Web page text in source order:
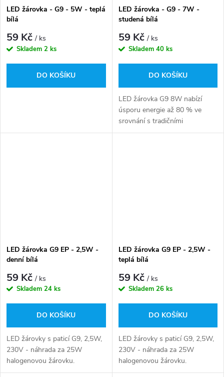
LED žárovka - G9 - 5W - teplá
bílá
59 Kč/ ks
Skladem 2 ks
DO KOŠÍKU
LED žárovka - G9 - 7W -
studená bílá
59 Kč/ ks
Skladem 40 ks
DO KOŠÍKU
LED žárovka G9 8W nabízí
úsporu energie až 80 % ve
srovnání s tradičními
halogenovými žárovkami
LED žárovka G9 EP - 2,5W -
denní bílá
59 Kč/ ks
Skladem 24 ks
DO KOŠÍKU
LED žárovky s paticí G9, 2,5W,
230V - náhrada za 25W
halogenovou žárovku.
LED žárovka G9 EP - 2,5W -
teplá bílá
59 Kč/ ks
Skladem 26 ks
DO KOŠÍKU
LED žárovky s paticí G9, 2,5W,
230V - náhrada za 25W
halogenovou žárovku.